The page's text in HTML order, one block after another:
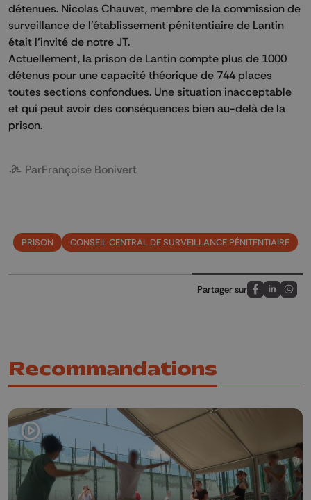
détenues. Nicolas Chauvet, membre de la commission de
surveillance de l'établissement pénitentiaire de Lantin
était l'invité de notre JT.
Actuellement, la prison de Lantin compte plus de 1000
détenus pour une capacité théorique de 744 places
toutes sections confondues. Une situation inacceptable
et qui peut avoir des conséquences bien au-delà de la
prison.
ParFrançoise Bonivert
PRISON CONSEIL CENTRAL DE SURVEILLANCE PÉNITENTIAIRE
Partager sur
Partagez sur
Partagez
Recommandations